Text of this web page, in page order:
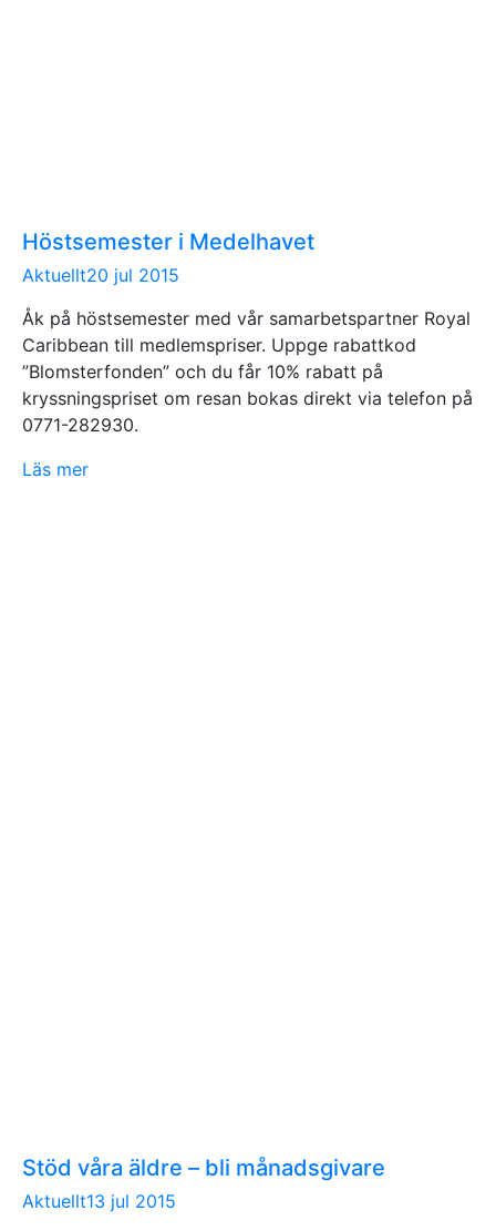
Höstsemester i Medelhavet
Aktuellt20 jul 2015
Åk på höstsemester med vår samarbetspartner Royal
Caribbean till medlemspriser. Uppge rabattkod
”Blomsterfonden” och du får 10% rabatt på
kryssningspriset om resan bokas direkt via telefon på
0771-282930.
Läs mer
Stöd våra äldre – bli månadsgivare
Aktuellt13 jul 2015